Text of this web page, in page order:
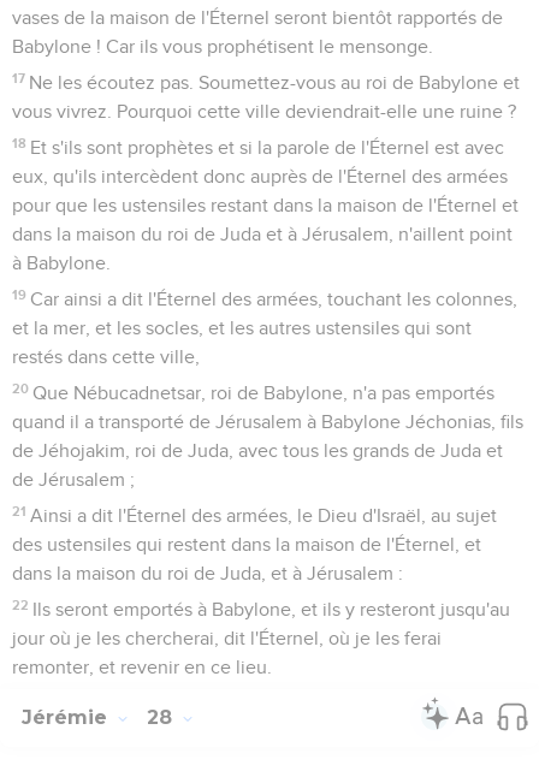
vases de la maison de l'Éternel seront bientôt rapportés de
Babylone ! Car ils vous prophétisent le mensonge.
17 Ne les écoutez pas. Soumettez-vous au roi de Babylone et
vous vivrez. Pourquoi cette ville deviendrait-elle une ruine ?
18 Et s'ils sont prophètes et si la parole de l'Éternel est avec
eux, qu'ils intercèdent donc auprès de l'Éternel des armées
pour que les ustensiles restant dans la maison de l'Éternel et
dans la maison du roi de Juda et à Jérusalem, n'aillent point
à Babylone.
19 Car ainsi a dit l'Éternel des armées, touchant les colonnes,
et la mer, et les socles, et les autres ustensiles qui sont
restés dans cette ville,
20 Que Nébucadnetsar, roi de Babylone, n'a pas emportés
quand il a transporté de Jérusalem à Babylone Jéchonias, fils
de Jéhojakim, roi de Juda, avec tous les grands de Juda et
de Jérusalem ;
21 Ainsi a dit l'Éternel des armées, le Dieu d'Israël, au sujet
des ustensiles qui restent dans la maison de l'Éternel, et
dans la maison du roi de Juda, et à Jérusalem :
22 Ils seront emportés à Babylone, et ils y resteront jusqu'au
jour où je les chercherai, dit l'Éternel, où je les ferai
remonter, et revenir en ce lieu.
Jérémie 28